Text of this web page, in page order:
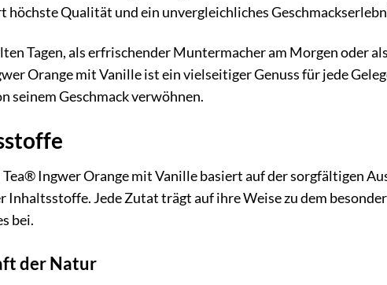
höchste Qualität und ein unvergleichliches
Tagen, als erfrischender Muntermacher am Morgen oder
Orange mit Vanille ist ein vielseitiger Genuss für jede
seinem Geschmack verwöhnen.
Ingwer Orange mit Vanille basiert auf der sorgfältigen
Jede Zutat trägt auf ihre Weise zu dem
bei.
der Natur